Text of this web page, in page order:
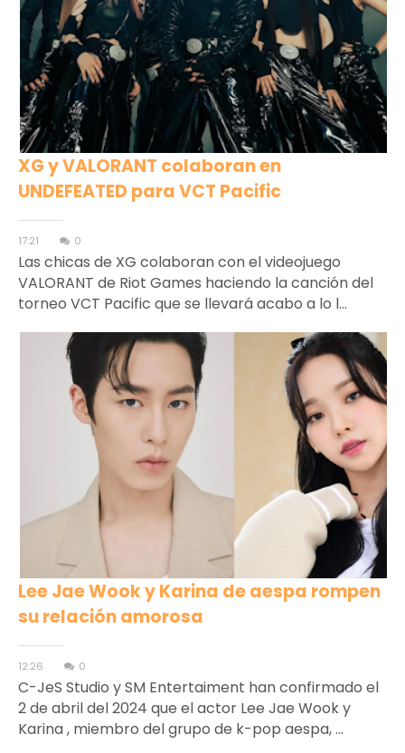
XG y VALORANT colaboran en
UNDEFEATED para VCT Pacific
17:21 0
Las chicas de XG colaboran con el videojuego
VALORANT de Riot Games haciendo la canción del
torneo VCT Pacific que se llevará acabo a lo l...
Lee Jae Wook y Karina de aespa rompen
su relación amorosa
12:26 0
C-JeS Studio y SM Entertaiment han confirmado el
2 de abril del 2024 que el actor Lee Jae Wook y
Karina , miembro del grupo de k-pop aespa, ...